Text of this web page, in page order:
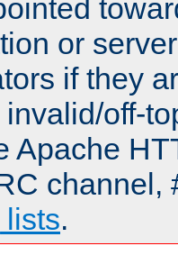
or
if they
off-
Apache
channel,
.